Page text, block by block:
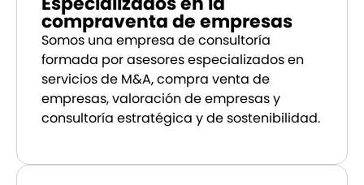
compraventa de empresas
Somos una empresa de consultoría
formada por asesores especializados en
servicios de M&A, compra venta de
empresas, valoración de empresas y
consultoría estratégica y de sostenibilidad.